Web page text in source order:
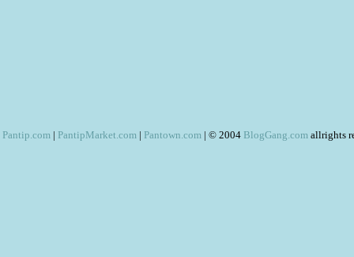
Pantip.com | PantipMarket.com | Pantown.com | © 2004 BlogGang.com allrights